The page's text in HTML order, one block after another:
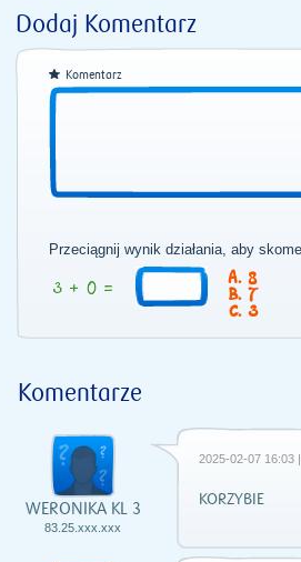
Dodaj Komentarz
Komentarz
Przeciągnij wynik działania, aby
8
7
3
Komentarze
WERONIKA KL 3
83.25.xxx.xxx
2025-02-07 16:03
KORZYBIE